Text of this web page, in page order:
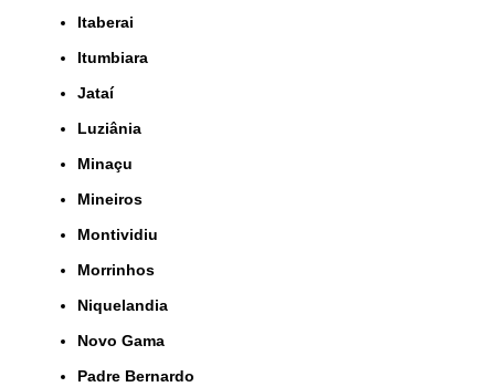
Itaberai
Itumbiara
Jataí
Luziânia
Minaçu
Mineiros
Montividiu
Morrinhos
Niquelandia
Novo Gama
Padre Bernardo